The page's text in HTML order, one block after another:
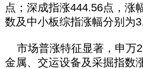
点；深成指涨444.56点，涨
数及中小板综指涨幅分别为
市场普涨特征显著，申万
金属、交运设备及采掘指数